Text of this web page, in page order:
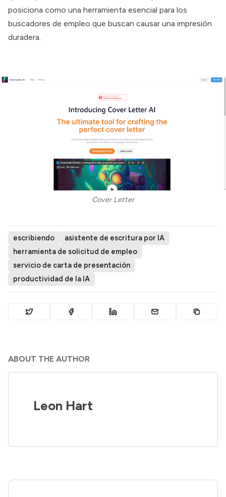
posiciona como una herramienta esencial para los
buscadores de empleo que buscan causar una impresión
duradera.
Cover Letter
escribiendo
asistente de escritura por IA
herramienta de solicitud de empleo
servicio de carta de presentación
productividad de la IA
ABOUT THE AUTHOR
Leon Hart